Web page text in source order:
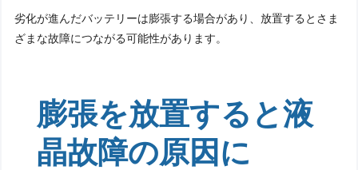
劣化が進んだバッテリーは膨張する場合があり、放置するとさま
ざまな故障につながる可能性があります。
膨張を放置すると液
晶故障の原因に